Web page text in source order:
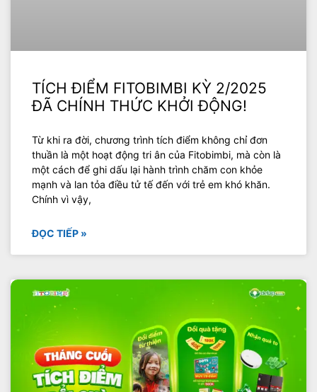
TÍCH ĐIỂM FITOBIMBI KỲ 2/2025
ĐÃ CHÍNH THỨC KHỞI ĐỘNG!
Từ khi ra đời, chương trình tích điểm không chỉ đơn
thuần là một hoạt động tri ân của Fitobimbi, mà còn là
một cách để ghi dấu lại hành trình chăm con khỏe
mạnh và lan tỏa điều tử tế đến với trẻ em khó khăn.
Chính vì vậy,
ĐỌC TIẾP »